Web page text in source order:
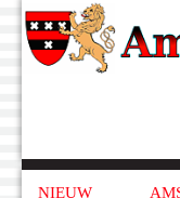
NIEUW